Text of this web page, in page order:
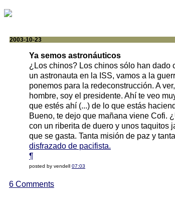
2003-10-23
Ya semos astronáuticos
¿Los chinos? Los chinos sólo han dado
un astronauta en la ISS, vamos a la
ponemos para la redeconstrucción. A
hombre, soy el presidente. Ahí te veo
que estés ahí (...) de lo que estás
Bueno, te dejo que mañana viene Cofi.
con un riberita de duero y unos taquitos
que se gasta. Tanta misión de paz y
disfrazado de pacifista.
¶
posted by vendell 07:03
6 Comments